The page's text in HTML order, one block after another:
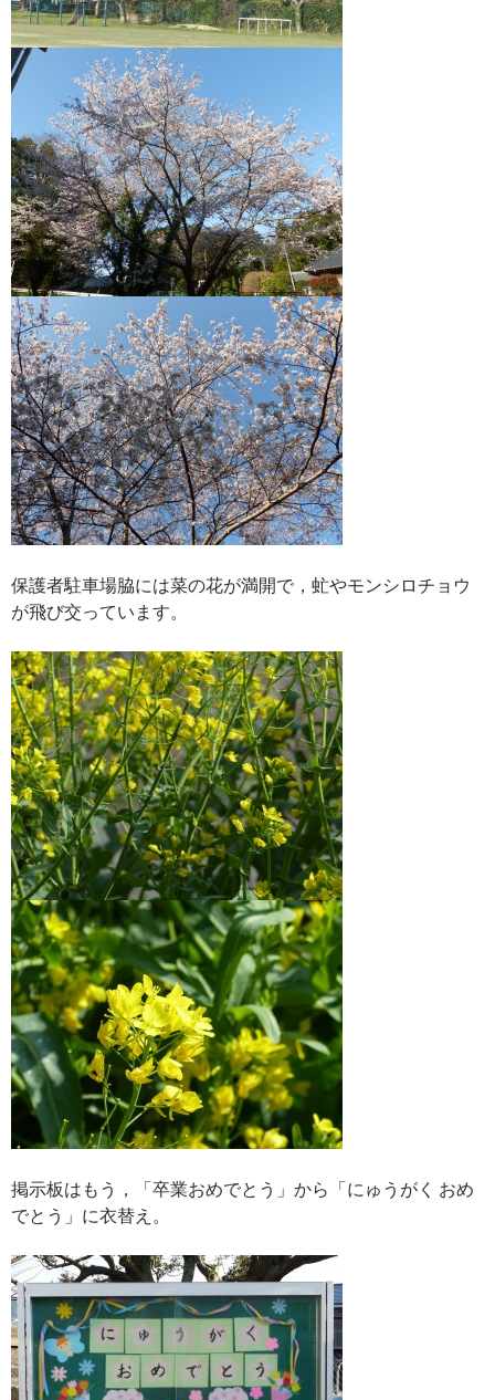
保護者駐車場脇には菜の花が満開で，虻やモンシロチョウ
が飛び交っています。
掲示板はもう，「卒業おめでとう」から「にゅうがく おめ
でとう」に衣替え。